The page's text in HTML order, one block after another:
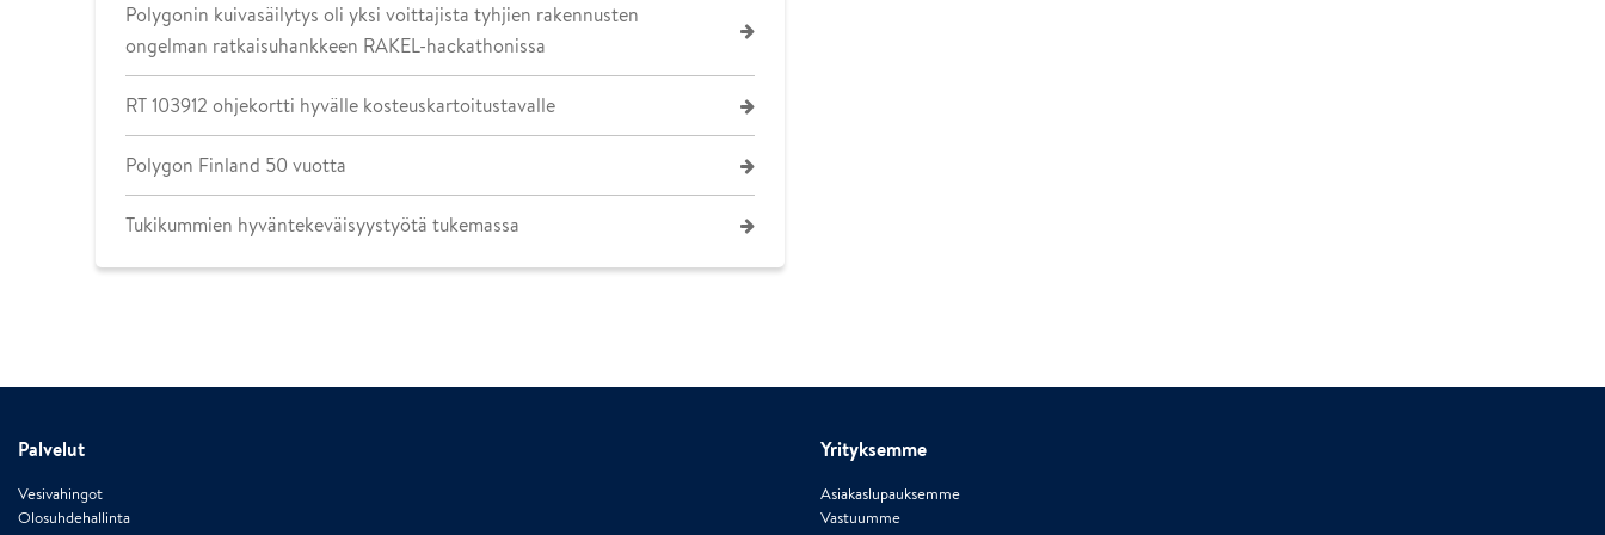
Polygonin kuivasäilytys oli yksi voittajista tyhjien rakennusten
ongelman ratkaisuhankkeen RAKEL-hackathonissa
RT 103912 ohjekortti hyvälle kosteuskartoitustavalle
Polygon Finland 50 vuotta
Tukikummien hyväntekeväisyystyötä tukemassa
Palvelut
Vesivahingot
Olosuhdehallinta
Yrityksemme
Asiakaslupauksemme
Vastuumme